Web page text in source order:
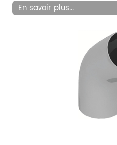
En savoir plus...